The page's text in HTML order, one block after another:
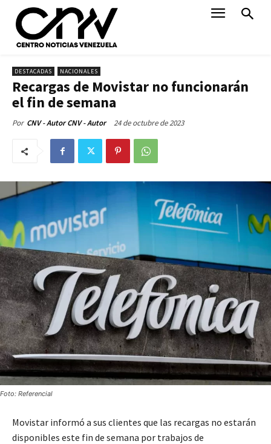
DESTACADAS NACIONALES
Recargas de Movistar no funcionarán
el fin de semana
Por CNV - Autor CNV - Autor 24 de octubre de 2023
Foto: Referencial
Movistar informó a sus clientes que las recargas no estarán
disponibles este fin de semana por trabajos de